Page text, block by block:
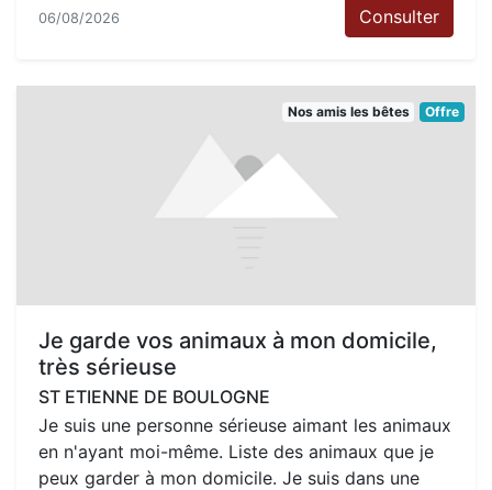
06/08/2026 Consulter
Nos amis les bêtes Offre
Je garde vos animaux à mon domicile,
très sérieuse
ST ETIENNE DE BOULOGNE
Je suis une personne sérieuse aimant les animaux
en n'ayant moi-même. Liste des animaux que je
peux garder à mon domicile. Je suis dans une